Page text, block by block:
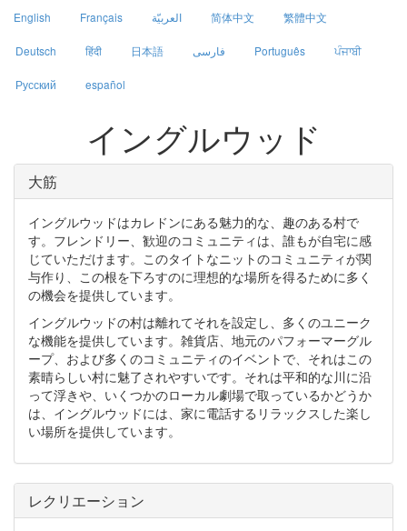
English Français العربيّة 简体中文 繁體中文
Deutsch हिंदी 日本語 فارسی Português ਪੰਜਾਬੀ
Русский español
イングルウッド
大筋
イングルウッドはカレドンにある魅力的な、趣のある村で
す。フレンドリー、歓迎のコミュニティは、誰もが自宅に感
じていただけます。このタイトなニットのコミュニティが関
与作り、この根を下ろすのに理想的な場所を得るために多く
の機会を提供しています。
イングルウッドの村は離れてそれを設定し、多くのユニーク
な機能を提供しています。雑貨店、地元のパフォーマーグル
ープ、および多くのコミュニティのイベントで、それはこの
素晴らしい村に魅了されやすいです。それは平和的な川に沿
って浮きや、いくつかのローカル劇場で取っているかどうか
は、イングルウッドには、家に電話するリラックスした楽し
い場所を提供しています。
レクリエーション